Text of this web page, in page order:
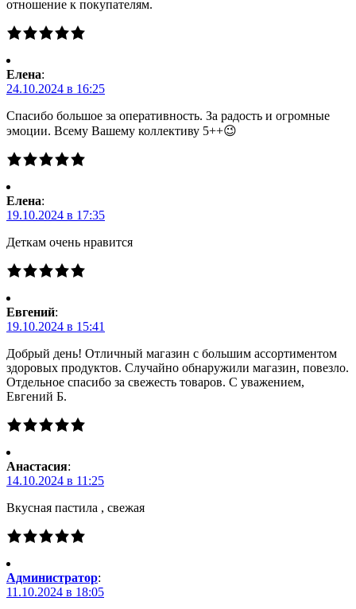
отношение к покупателям.
Елена:
24.10.2024 в 16:25
Спасибо большое за оперативность. За радость и огромные
эмоции. Всему Вашему коллективу 5++😉
Елена:
19.10.2024 в 17:35
Деткам очень нравится
Евгений:
19.10.2024 в 15:41
Добрый день! Отличный магазин с большим ассортиментом
здоровых продуктов. Случайно обнаружили магазин, повезло.
Отдельное спасибо за свежесть товаров. С уважением,
Евгений Б.
Анастасия:
14.10.2024 в 11:25
Вкусная пастила , свежая
Администратор:
11.10.2024 в 18:05